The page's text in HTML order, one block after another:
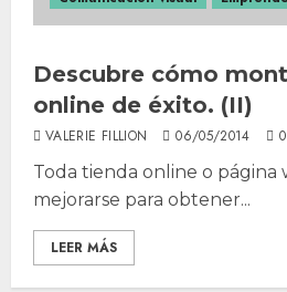
Descubre cómo
online de éxito. (II)
VALERIE FILLION 06/05/2014 0
Toda tienda online o página
mejorarse para obtener...
LEER MÁS